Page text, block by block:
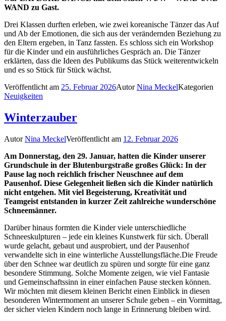
WAND zu Gast.
Drei Klassen durften erleben, wie zwei koreanische Tänzer das Auf
und Ab der Emotionen, die sich aus der verändernden Beziehung zu
den Eltern ergeben, in Tanz fassten. Es schloss sich ein Workshop
für die Kinder und ein ausführliches Gespräch an. Die Tänzer
erklärten, dass die Ideen des Publikums das Stück weiterentwickeln
und es so Stück für Stück wächst.
Veröffentlicht am 25. Februar 2026AutorNina MeckelKategorien
Neuigkeiten
Winterzauber
AutorNina MeckelVeröffentlicht am 12. Februar 2026
Am Donnerstag, den 29. Januar, hatten die Kinder unserer
Grundschule in der Blutenburgstraße großes Glück: In der
Pause lag noch reichlich frischer Neuschnee auf dem
Pausenhof. Diese Gelegenheit ließen sich die Kinder natürlich
nicht entgehen. Mit viel Begeisterung, Kreativität und
Teamgeist entstanden in kurzer Zeit zahlreiche wunderschöne
Schneemänner.
Darüber hinaus formten die Kinder viele unterschiedliche
Schneeskulpturen – jede ein kleines Kunstwerk für sich. Überall
wurde gelacht, gebaut und ausprobiert, und der Pausenhof
verwandelte sich in eine winterliche Ausstellungsfläche.Die Freude
über den Schnee war deutlich zu spüren und sorgte für eine ganz
besondere Stimmung. Solche Momente zeigen, wie viel Fantasie
und Gemeinschaftssinn in einer einfachen Pause stecken können.
Wir möchten mit diesem kleinen Bericht einen Einblick in diesen
besonderen Wintermoment an unserer Schule geben – ein Vormittag,
der sicher vielen Kindern noch lange in Erinnerung bleiben wird.